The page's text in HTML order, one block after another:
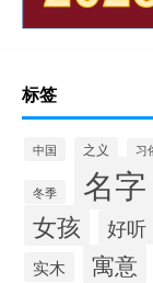
标签
中国 之义 习
冬季 名字
女孩 好听
实木 寓意